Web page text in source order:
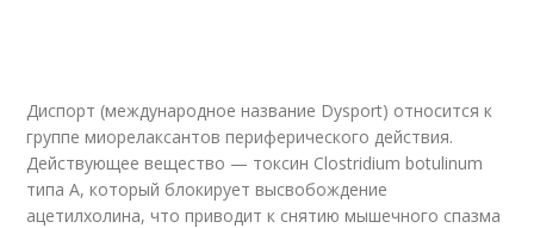
Диспорт (международное название Dysport) относится к
группе миорелаксантов периферического действия.
Действующее вещество — токсин Clostridium botulinum
типа А, который блокирует высвобождение
ацетилхолина, что приводит к снятию мышечного спазма